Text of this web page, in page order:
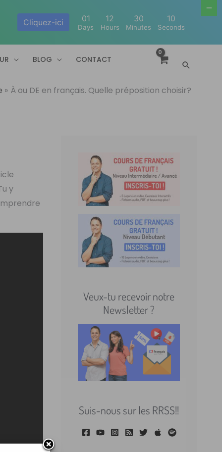
BLOG
CONTACT
À ou DE en français. Quelle préposition choisir?
y
Veux-tu recevoir notre
Newsletter ?
Suis-nous sur les RRSS!!
Cliquez-ici 01
Days
12
Hours
30
Minutes
09
Seconds